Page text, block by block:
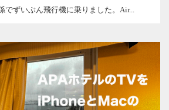
でずいぶん飛行機に乗りました。Air...